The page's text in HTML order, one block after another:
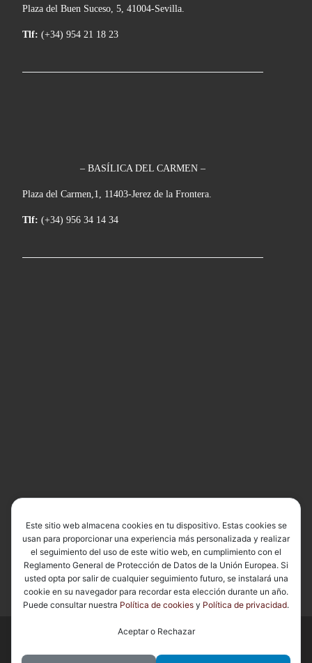
Plaza del Buen Suceso, 5, 41004-Sevilla.
Tlf: (+34) 954 21 18 23
– BASÍLICA DEL CARMEN –
Plaza del Carmen,1, 11403-Jerez de la Frontera.
Tlf: (+34) 956 34 14 34
Basílica de Nuestra Señora del Carmen Coronada
los derechos reservados
Este sitio web almacena cookies en tu dispositivo. Estas cookies se
usan para proporcionar una experiencia más personalizada y realizar
el seguimiento del uso de este witio web, en cumplimiento con el
Reglamento General de Protección de Datos de la Unión Europea. Si
usted opta por salir de cualquier seguimiento futuro, se instalará una
cookie en su navegador para recordar esta elección durante un año.
Puede consultar nuestra Política de cookies y Política de privacidad.
Aceptar o Rechazar